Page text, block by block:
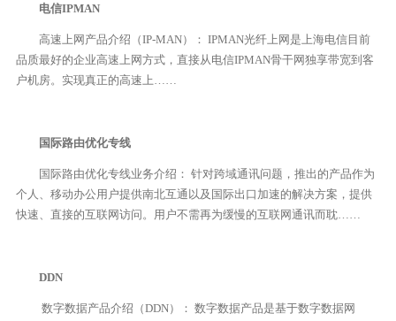
电信IPMAN
高速上网产品介绍（IP-MAN）： IPMAN光纤上网是上海电信目前
品质最好的企业高速上网方式，直接从电信IPMAN骨干网独享带宽到客
户机房。实现真正的高速上……
国际路由优化专线
国际路由优化专线业务介绍： 针对跨域通讯问题，推出的产品作为
个人、移动办公用户提供南北互通以及国际出口加速的解决方案，提供
快速、直接的互联网访问。用户不需再为缓慢的互联网通讯而耽……
DDN
数字数据产品介绍（DDN）： 数字数据产品是基于数字数据网